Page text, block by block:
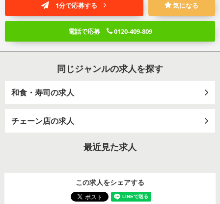
1分で応募する 気になる
電話で応募 0120-409-809
同じジャンルの求人を探す
和食・寿司の求人
チェーン店の求人
最近見た求人
この求人をシェアする